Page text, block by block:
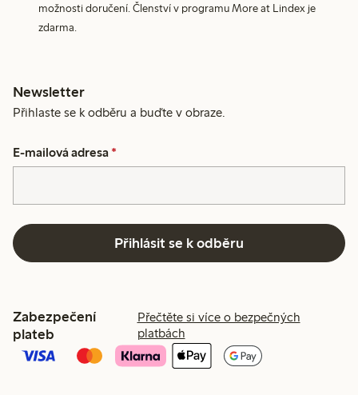
možnosti doručení. Členství v programu More at Lindex je
zdarma.
Newsletter
Přihlaste se k odběru a buďte v obraze.
E-mailová adresa *
Přihlásit se k odběru
Zabezpečení
plateb
Přečtěte si více o bezpečných
platbách